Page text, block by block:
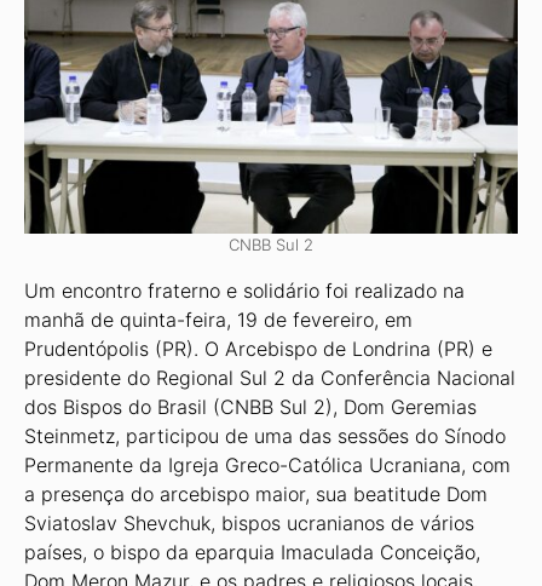
CNBB Sul 2
Um encontro fraterno e solidário foi realizado na
manhã de quinta-feira, 19 de fevereiro, em
Prudentópolis (PR). O Arcebispo de Londrina (PR) e
presidente do Regional Sul 2 da Conferência Nacional
dos Bispos do Brasil (CNBB Sul 2), Dom Geremias
Steinmetz, participou de uma das sessões do Sínodo
Permanente da Igreja Greco-Católica Ucraniana, com
a presença do arcebispo maior, sua beatitude Dom
Sviatoslav Shevchuk, bispos ucranianos de vários
países, o bispo da eparquia Imaculada Conceição,
Dom Meron Mazur, e os padres e religiosos locais.